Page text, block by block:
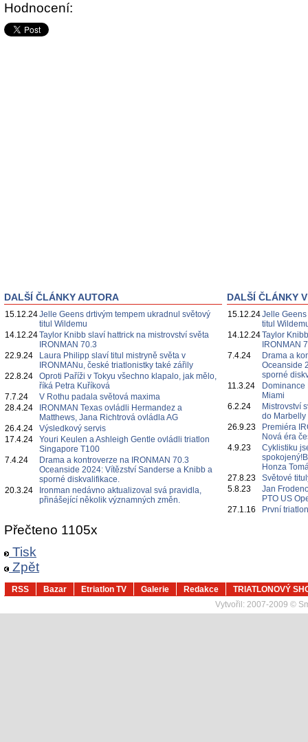
Hodnocení:
DALŠÍ ČLÁNKY AUTORA
15.12.24Jelle Geens drtivým tempem ukradnul světový
titul Wildemu
14.12.24Taylor Knibb slaví hattrick na mistrovství světa
IRONMAN 70.3
22.9.24
Laura Philipp slaví titul mistryně světa v
IRONMANu, české triatlonistky také zářily
22.8.24
Oproti Paříži v Tokyu všechno klapalo, jak mělo,
říká Petra Kuříková
7.7.24
V Rothu padala světová maxima
28.4.24
IRONMAN Texas ovládli Hermandez a
Matthews, Jana Richtrová ovládla AG
26.4.24
Výsledkový servis
17.4.24
Youri Keulen a Ashleigh Gentle ovládli triatlon
Singapore T100
7.4.24
Drama a kontroverze na IRONMAN 70.3
Oceanside 2024: Vítězství Sanderse a Knibb a
sporné diskvalifikace.
20.3.24
Ironman nedávno aktualizoval svá pravidla,
přinášející několik významných změn.
DALŠÍ ČLÁNKY
15.12.24Jelle
titul
14.12.24Taylor
IRONMAN
7.4.24
Drama a
Oceanside
sporné
11.3.24
Miami
6.2.24
Mistrovství
do
26.9.23
Premiéra
Nová éra
4.9.23
Cyklistiku
Honza
27.8.23
Světové
5.8.23
Jan
PTO US
27.1.16
První
Přečteno 1105x
Tisk
Zpět
RSS Bazar Etriatlon TV Galerie Redakce
TRIATLONOVÝ
Vytvořil: 2007-2009 ©